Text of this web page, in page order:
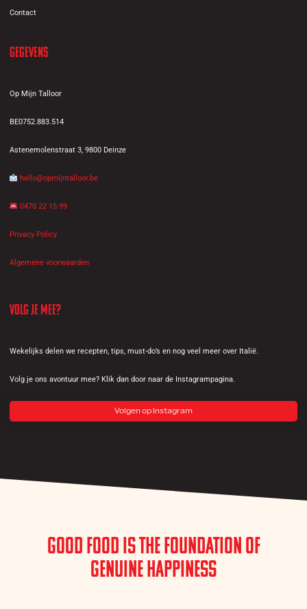
Contact
Gegevens
Op Mijn Talloor
BE0752.883.514
Astenemolenstraat 3, 9800 Deinze
hello@opmijntalloor.be
0470 22 15 99
Privacy Policy
Algemene voorwaarden
Volg je mee?
Wekelijks delen we recepten, tips, must-do’s en nog veel meer over Italië.
Volg je ons avontuur mee? Klik dan door naar de Instagrampagina.
Volgen op Instagram
Good Food is the Foundation of
Genuine Happiness